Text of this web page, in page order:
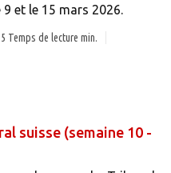
et le 15 mars 2026.
5 Temps de lecture min.
suisse (semaine 10 -